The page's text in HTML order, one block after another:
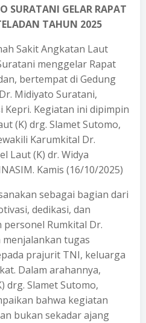
SURATANI GELAR RAPAT
TAHUN 2025
Sakit Angkatan Laut
menggelar Rapat
bertempat di Gedung
Midiyato Suratani,
Kegiatan ini dipimpin
(K) drg. Slamet Sutomo,
Karumkital Dr.
Laut (K) dr. Widya
Kamis (16/10/2025)
sebagai bagian dari
dedikasi, dan
Rumkital Dr.
tugas
prajurit TNI, keluarga
Dalam arahannya,
drg. Slamet Sutomo,
bahwa kegiatan
bukan sekadar ajang